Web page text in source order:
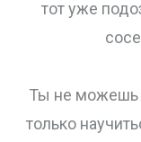
тот уже
Ты не можешь
только